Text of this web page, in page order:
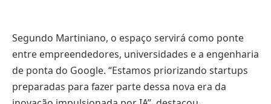
Segundo Martiniano, o espaço servirá como ponte
entre empreendedores, universidades e a engenharia
de ponta do Google. “Estamos priorizando startups
preparadas para fazer parte dessa nova era da